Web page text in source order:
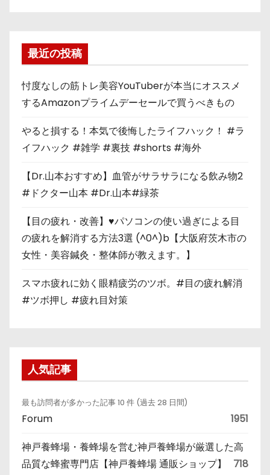
最近の投稿
忖度なしの筋トレ美容YouTuberが本当にオススメ
するAmazonプライムデーセールで買うべきもの
やると損する！本気で後悔したライフハック！ #ラ
イフハック #雑学 #裏技 #shorts #海外
【Dr.山本おすすめ】血管がサラサラになる飲み物2
#ドクター山本 #Dr.山本#緑茶
【目の疲れ・改善】♥パソコンの使い過ぎによる目
の疲れを解消する方法3選 (^0^)b【大阪府茨木市の
女性・美容鍼灸・整体師が教えます。】
スマホ疲れに効く眼精疲労のツボ。#目の疲れ解消
#ツボ押し #疲れ目対策
人気記事
最も訪問者が多かった記事 10 件 (過去 28 日間)
Forum 1951
神戸養蜂場・養蜂場を営む神戸養蜂場が厳選した高
品質な蜂蜜専門店【神戸養蜂場 通販ショップ】
718